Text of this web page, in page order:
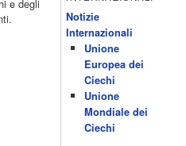
Mediashopping 07.30
09.30 Febbre
11.40 My Life 12.40 12.40
TG4-Telegiornale 14.00
di Forum 15.00 Telefilm:Wolff-
Sentieri 16.10 Telefilm:Amiche
TG4-Telegiornale 18.55)
e degli
Notizie
Internazionali
Unione
Europea dei
Ciechi
Unione
Mondiale dei
Ciechi